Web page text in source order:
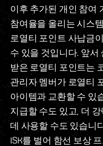
이후 추가된 개인 참여
참여율을 올리는 시스
로열티 포인트 사납금
수 있을 것입니다. 앞서
받은 로열티 포인트는
관리자 멤버가 로열티
아이템과 교환할 수 있
지급할 수도 있고, 더
데 사용할 수도 있습니
ISK를 벌어 함선 보상